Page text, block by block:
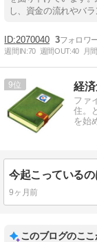
し、資金の流れやバ
2070040 3
週間IN:70 週間OUT:40 月
9 経
ファ
住。
を始
今起こっている
9ヶ月前
このブログのこ